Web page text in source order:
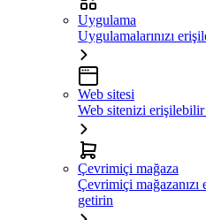
Uygulama
Uygulamalarınızı
Web sitesi
Web sitenizi
Çevrimiçi mağaza
Çevrimiçi
getirin